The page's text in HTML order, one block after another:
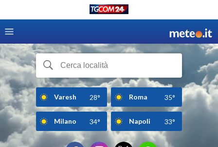
Varesh 28° Roma 35°
Milano 34° Napoli 33°